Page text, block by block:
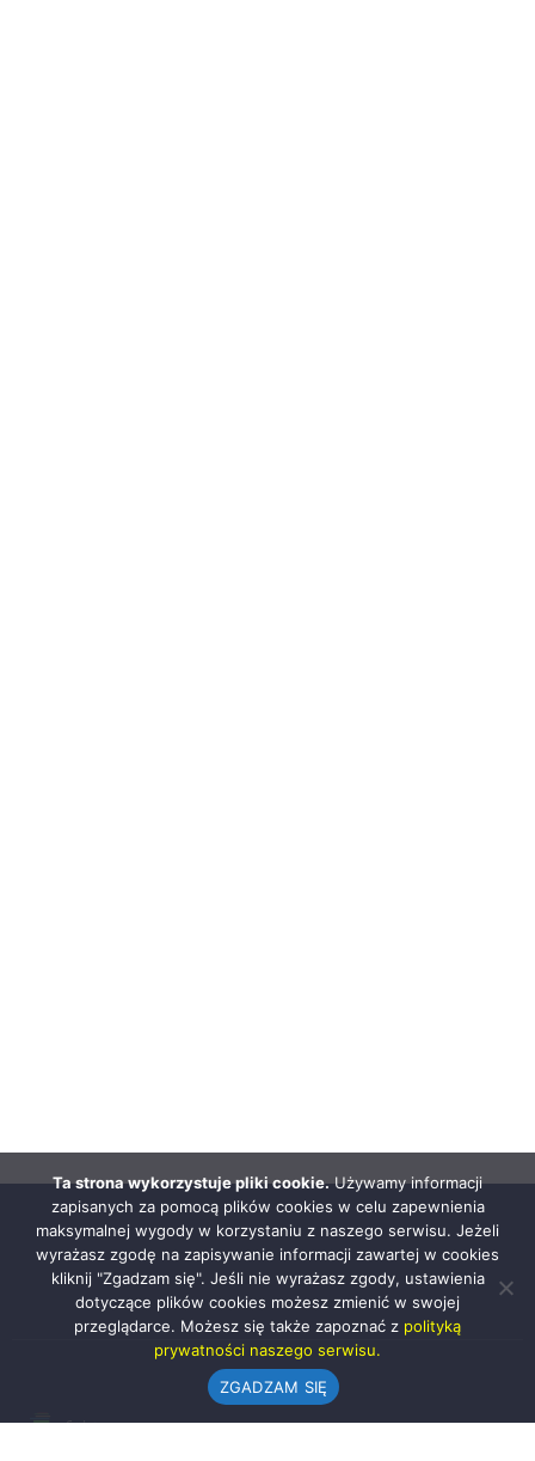
Ta strona wykorzystuje pliki cookie.Używamy informacji
zapisanych za pomocą plików cookies w celu zapewnienia
maksymalnej wygody w korzystaniu z naszego serwisu. Jeżeli
wyrażasz zgodę na zapisywanie informacji zawartej w cookies
kliknij "Zgadzam się". Jeśli nie wyrażasz zgody, ustawienia
dotyczące plików cookies możesz zmienić w swojej
przeglądarce. Możesz się także zapoznać z polityką
prywatności naszego serwisu.
ZGADZAM SIĘ